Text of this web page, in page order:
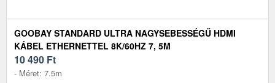
GOOBAY STANDARD ULTRA NAGYSEBESSÉGŰ HDMI
KÁBEL ETHERNETTEL 8K/60HZ 7, 5M
10 490 Ft
- Méret: 7.5m